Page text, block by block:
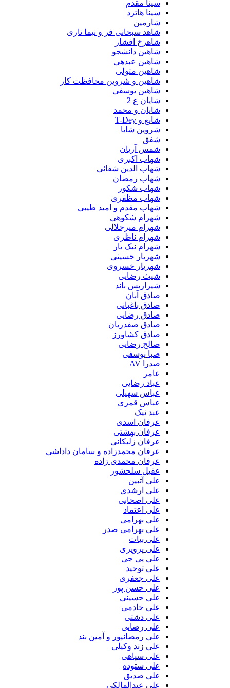
سینا مقدم
سینا هاترد
شارمین
شاهد سبحانی فر و نیما تاری
شاهرخ افشار
شاهین دانشجو
شاهین عبدهی
شاهین متولی
شاهین و شروین محافظت کار
شاهین یوسفی
شایان ع 2
شایان و محمد
شایع و T-Dey
شروین شایا
شفق
شمس آریان
شهاب اکبری
شهاب الدین شفائی
شهاب رمضان
شهاب شکور
شهاب مظفری
شهاب مقدم و امید طیبی
شهرام شکوهی
شهرام میرجلالی
شهرام ناظری
شهرام نیک یار
شهریار حسینی
شهریار خسروی
شیث رضایی
شیرازیس باند
صادق آبان
صادق باغبانی
صادق رضایی
صادق صفدریان
صادق کشاورز
صالح رضایی
صبا یوسفی
صدرا AV
عامر
عباد رضایی
عباس سهیلی
عباس قمری
عبد نیک
عرفان اسدی
عرفان بهشتی
عرفان زلیکانی
عرفان محمدزاده و سامان داداشی
عرفان محمدی زاده
عقیل سلحشور
علی آتبین
علی ارشدی
علی اصحابی
علی اعتماد
علی بهرامی
علی بهرامی صدر
علی بیات
علی پرویزی
علی پی جی
علی توحید
علی جعفری
علی حسن پور
علی حسینی
علی خادمی
علی دشتی
علی رضایی
علی رمضانپور و آمین بند
علی زند وکیلی
علی سپاهی
علی ستوده
علی صدیق
علی عبدالمالکی